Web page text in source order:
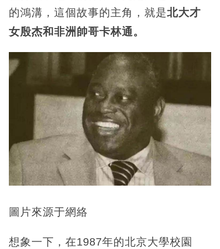
的鴻溝，這個故事的主角，就是北大才
女殷杰和非洲帥哥卡林通。
圖片來源于網絡
想象一下，在1987年的北京大學校園